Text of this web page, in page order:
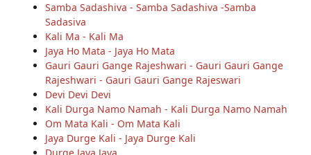
Samba Sadashiva - Samba Sadashiva -Samba
Sadasiva
Kali Ma - Kali Ma
Jaya Ho Mata - Jaya Ho Mata
Gauri Gauri Gange Rajeshwari - Gauri Gauri Gange
Rajeshwari - Gauri Gauri Gange Rajeswari
Devi Devi Devi
Kali Durga Namo Namah - Kali Durga Namo Namah
Om Mata Kali - Om Mata Kali
Jaya Durge Kali - Jaya Durge Kali